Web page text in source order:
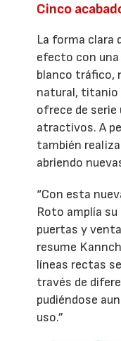
Cinco
La forma clara
efecto con una
blanco tráfico,
natural, titanio
ofrece de
atractivos. A
también
abriendo
“Con esta
Roto amplía
puertas y
resume
líneas rectas
través de
pudiéndose
uso.”